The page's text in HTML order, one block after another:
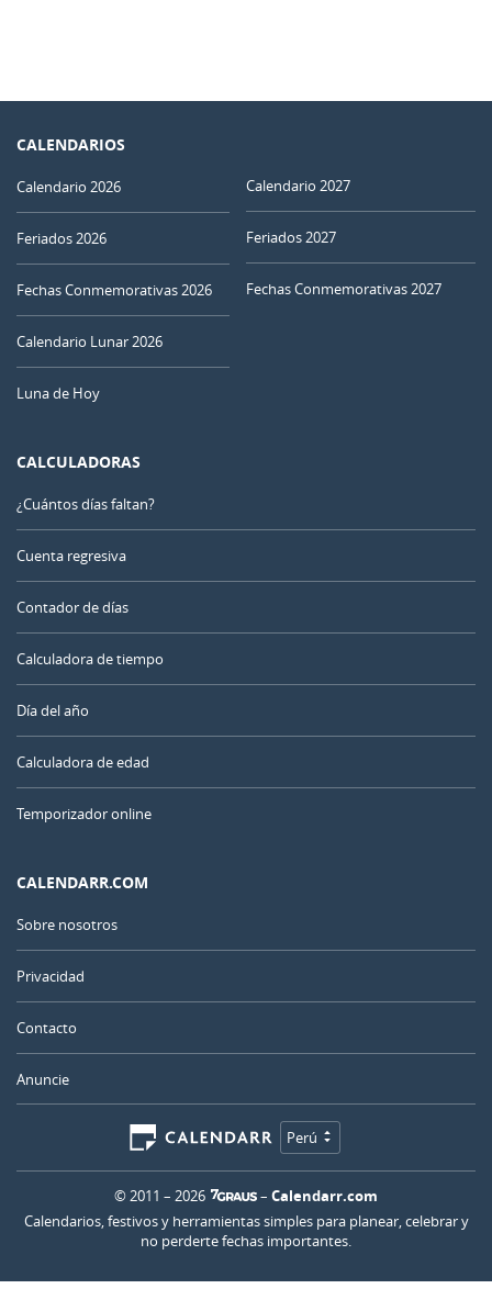
CALENDARIOS
Calendario 2026
Feriados 2026
Fechas Conmemorativas 2026
Calendario Lunar 2026
Luna de Hoy
Calendario 2027
Feriados 2027
Fechas Conmemorativas 2027
CALCULADORAS
¿Cuántos días faltan?
Cuenta regresiva
Contador de días
Calculadora de tiempo
Día del año
Calculadora de edad
Temporizador online
CALENDARR.COM
Sobre nosotros
Privacidad
Contacto
Anuncie
Perú
© 2011 – 2026 – Calendarr.com
Calendarios, festivos y herramientas simples para planear, celebrar y
no perderte fechas importantes.